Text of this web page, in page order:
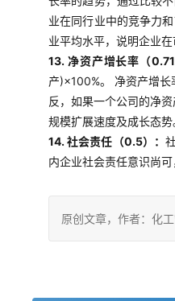
业在同行业中的竞争力
业平均水平，说明企业
13. 净资产增长率（
产)×100%。 净资产增
反，如果一个公司的净
规模扩展速度及成长态势
14. 社会责任（0.5）：
内企业社会责任意识尚
原创文章，作者：化